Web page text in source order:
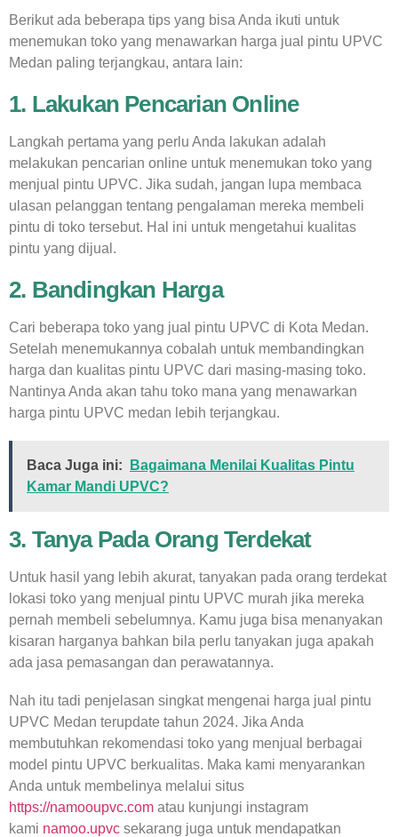
Berikut ada beberapa tips yang bisa Anda ikuti untuk
menemukan toko yang menawarkan harga jual pintu UPVC
Medan paling terjangkau, antara lain:
1. Lakukan Pencarian Online
Langkah pertama yang perlu Anda lakukan adalah
melakukan pencarian online untuk menemukan toko yang
menjual pintu UPVC. Jika sudah, jangan lupa membaca
ulasan pelanggan tentang pengalaman mereka membeli
pintu di toko tersebut. Hal ini untuk mengetahui kualitas
pintu yang dijual.
2. Bandingkan Harga
Cari beberapa toko yang jual pintu UPVC di Kota Medan.
Setelah menemukannya cobalah untuk membandingkan
harga dan kualitas pintu UPVC dari masing-masing toko.
Nantinya Anda akan tahu toko mana yang menawarkan
harga pintu UPVC medan lebih terjangkau.
Baca Juga ini:
Bagaimana Menilai Kualitas Pintu
Kamar Mandi UPVC?
3. Tanya Pada Orang Terdekat
Untuk hasil yang lebih akurat, tanyakan pada orang terdekat
lokasi toko yang menjual pintu UPVC murah jika mereka
pernah membeli sebelumnya. Kamu juga bisa menanyakan
kisaran harganya bahkan bila perlu tanyakan juga apakah
ada jasa pemasangan dan perawatannya.
Nah itu tadi penjelasan singkat mengenai harga jual pintu
UPVC Medan terupdate tahun 2024. Jika Anda
membutuhkan rekomendasi toko yang menjual berbagai
model pintu UPVC berkualitas. Maka kami menyarankan
Anda untuk membelinya melalui situs
https://namooupvc.com atau kunjungi instagram
kami namoo.upvc sekarang juga untuk mendapatkan